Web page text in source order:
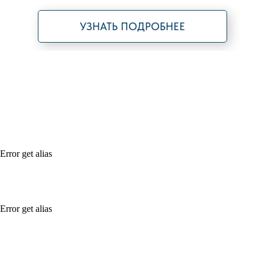
УЗНАТЬ ПОДРОБНЕЕ
Error get alias
Error get alias